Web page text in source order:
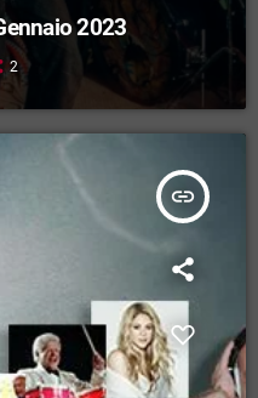
2023
2
insert_link